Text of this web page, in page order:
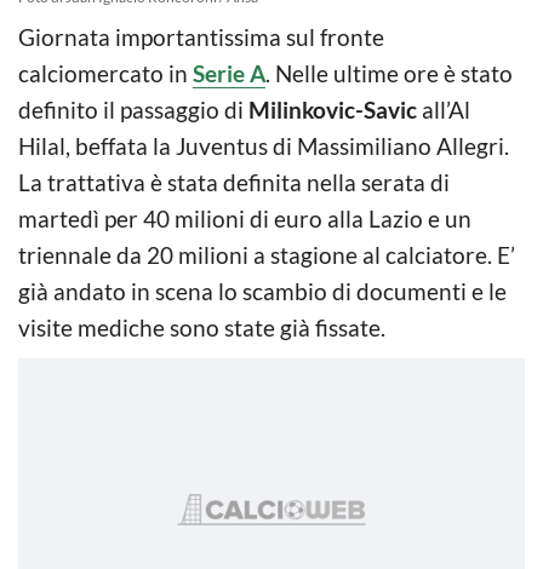
Giornata importantissima sul fronte
calciomercato in Serie A. Nelle ultime ore è stato
definito il passaggio di Milinkovic-Savic all’Al
Hilal, beffata la Juventus di Massimiliano Allegri.
La trattativa è stata definita nella serata di
martedì per 40 milioni di euro alla Lazio e un
triennale da 20 milioni a stagione al calciatore. E’
già andato in scena lo scambio di documenti e le
visite mediche sono state già fissate.